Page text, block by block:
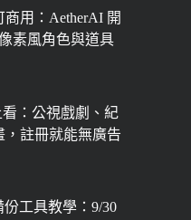
用：AetherAI 開
素風角色與道具
：公視戲劇、紀
，註冊就能無廣告
工具教學：9/30